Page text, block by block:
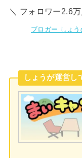
＼ フォロワー2.6
ブロガー しょ
しょうが運営し